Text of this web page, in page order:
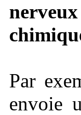
Par
envoie